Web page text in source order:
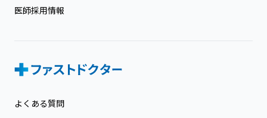
医師採用情報
よくある質問